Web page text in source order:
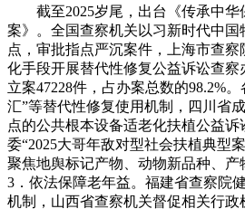
截至2025岁尾，出台《传承中华
案》。全国查察机关以习新时代中
点，审批指点严沉案件，上海市查
化手段开展替代性修复公益诉讼查
立案47228件，占办案总数的98.2%
汇”等替代性修复使用机制，四川省
点的公共根本设备适老化扶植公益诉
委“2025大哥年敌对型社会扶植典型
聚焦地舆标记产物、动物新品种、产
3．依法保障老年益。福建省查察院
机制，山西省查察机关督促相关行政